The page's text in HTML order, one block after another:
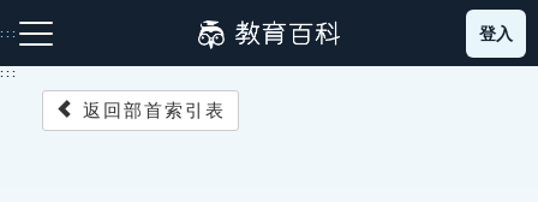
到
主
::: 登入
:::
返回部首索引表